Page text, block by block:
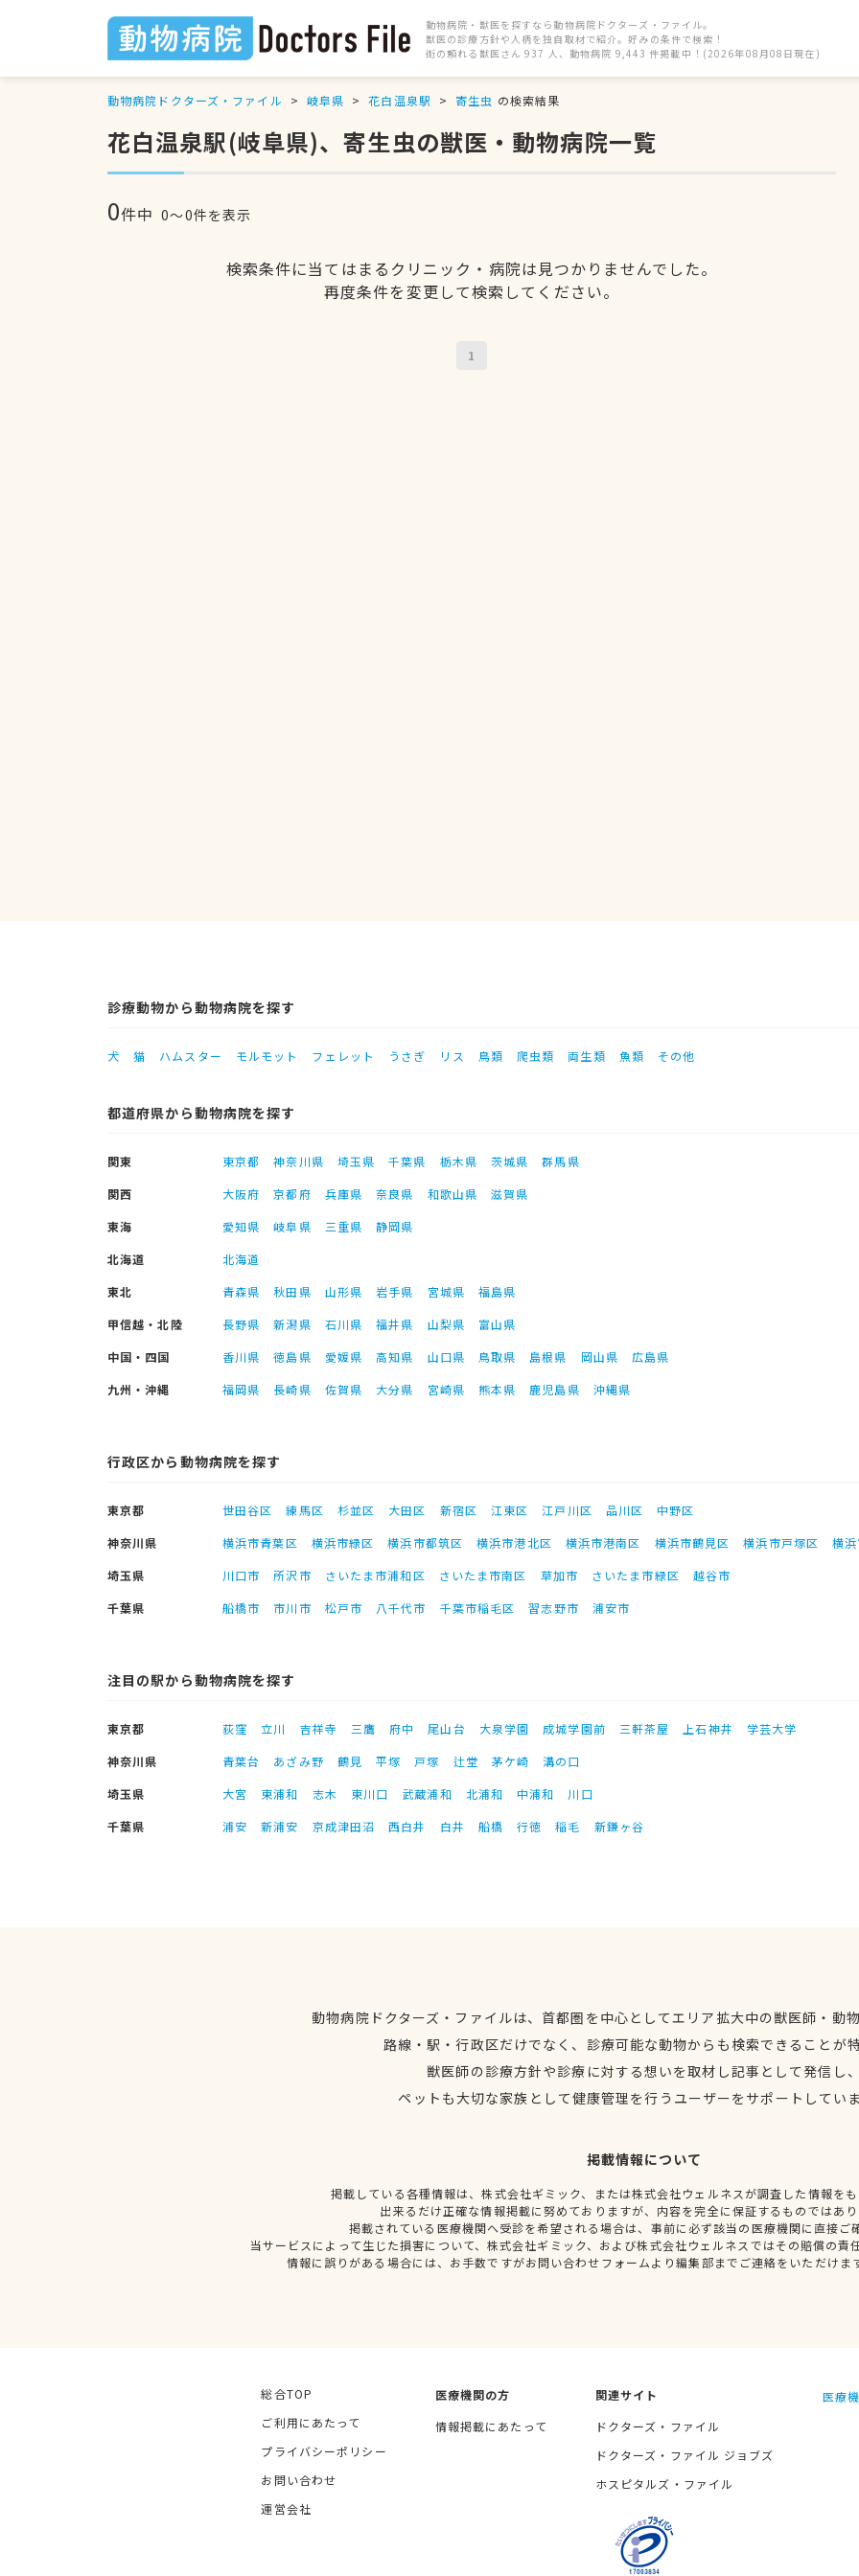
動物病院・獣医を探すなら動物病院ドクターズ・ファイル。
獣医の診療方針や人柄を独自取材で紹介。好みの条件で検索！
街の頼れる獣医さん 937 人、動物病院 9,443 件掲載中！(2026年08月08日現在)
動物病院ドクターズ・ファイル 岐阜県 花白温泉駅 寄生虫 の検索結果
花白温泉駅(岐阜県)、寄生虫の獣医・動物病院一覧
0件中 0〜0件を表示
検索条件に当てはまるクリニック・病院は見つかりませんでした。
再度条件を変更して検索してください。
1
診療動物から動物病院を探す
犬 猫 ハムスター モルモット フェレット うさぎ リス 鳥類 爬虫類 両生類 魚類 その他
都道府県から動物病院を探す
関東 東京都 神奈川県 埼玉県 千葉県 栃木県 茨城県
群馬県
関西
大阪府 京都府 兵庫県 奈良県 和歌山県
滋賀県
東海
愛知県 岐阜県 三重県
静岡県
北海道
北海道
東北
青森県 秋田県 山形県 岩手県 宮城県
福島県
甲信越・北陸
長野県 新潟県 石川県 福井県 山梨県
富山県
中国・四国
香川県 徳島県 愛媛県 高知県 山口県 鳥取県 島根県 岡山県
広島県
九州・沖縄
福岡県 長崎県 佐賀県 大分県 宮崎県 熊本県 鹿児島県 沖縄県
行政区から動物病院を探す
東京都 世田谷区 練馬区 杉並区 大田区 新宿区 江東区 江戸川区 品川区
中野区
神奈川県
横浜市青葉区 横浜市緑区 横浜市都筑区 横浜市港北区 横浜市港南区 横浜市鶴見区 横浜市戸塚区
横
埼玉県
川口市 所沢市 さいたま市浦和区 さいたま市南区 草加市 さいたま市緑区
越谷市
千葉県
船橋市 市川市 松戸市 八千代市 千葉市稲毛区 習志野市 浦安市
注目の駅から動物病院を探す
東京都 荻窪 立川 吉祥寺 三鷹 府中 尾山台 大泉学園 成城学園前 三軒茶屋 上石神井
学芸大学
神奈川県
青葉台 あざみ野 鶴見 平塚 戸塚 辻堂 茅ケ崎
溝の口
埼玉県
大宮 東浦和 志木 東川口 武蔵浦和 北浦和 中浦和
川口
千葉県
浦安 新浦安 京成津田沼 西白井 白井 船橋 行徳 稲毛 新鎌ヶ谷
動物病院ドクターズ・ファイルは、首都圏を中心としてエリア拡大中の獣医師・動
路線・駅・行政区だけでなく、診療可能な動物からも検索できることが
獣医師の診療方針や診療に対する想いを取材し記事として発信し
ペットも大切な家族として健康管理を行うユーザーをサポートしてい
掲載情報について
掲載している各種情報は、株式会社ギミック、または株式会社ウェルネスが調査した情報を
出来るだけ正確な情報掲載に努めておりますが、内容を完全に保証するものではあ
掲載されている医療機関へ受診を希望される場合は、事前に必ず該当の医療機関に直接ご
当サービスによって生じた損害について、株式会社ギミック、および株式会社ウェルネスではその賠償の責
情報に誤りがある場合には、お手数ですがお問い合わせフォームより編集部までご連絡をいただけま
総合TOP
ご利用にあたって
プライバシーポリシー
お問い合わせ
運営会社
医療機関の方
情報掲載にあたって
関連サイト
ドクターズ・ファイル
ドクターズ・ファイル ジョブズ
ホスピタルズ・ファイル
医療